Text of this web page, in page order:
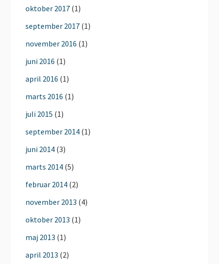
oktober 2017 (1)
september 2017 (1)
november 2016 (1)
juni 2016 (1)
april 2016 (1)
marts 2016 (1)
juli 2015 (1)
september 2014 (1)
juni 2014 (3)
marts 2014 (5)
februar 2014 (2)
november 2013 (4)
oktober 2013 (1)
maj 2013 (1)
april 2013 (2)